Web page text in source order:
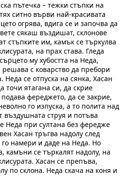
пътечка – тежки стъпки на
ситно върви най-красивата
огрява, вдига се и започва да
сякаш въздишат, склонове
стъпките им, камък се търкулва
на прах става. Гледа
му хубостта на Неда,
решава с коварство да пребори
се отпуска на сянка, Хасан
точи ятагана си, да скрие
фереджето, да се закрие,
го изпуска, а то полита над
въздушната струя и потъва
Неда при султана без фередже
Хасан тръгва надолу след
го намери и даде на Неда. Но
камъни се търкалят надолу, на
Хасан се препъва,
по склона. Неда скача на коня и